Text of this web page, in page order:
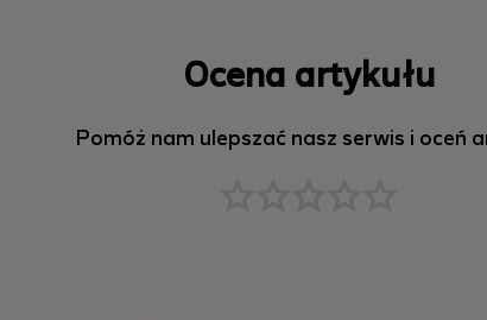
Ocena artykułu
Pomóż nam ulepszać nasz serwis i oceń